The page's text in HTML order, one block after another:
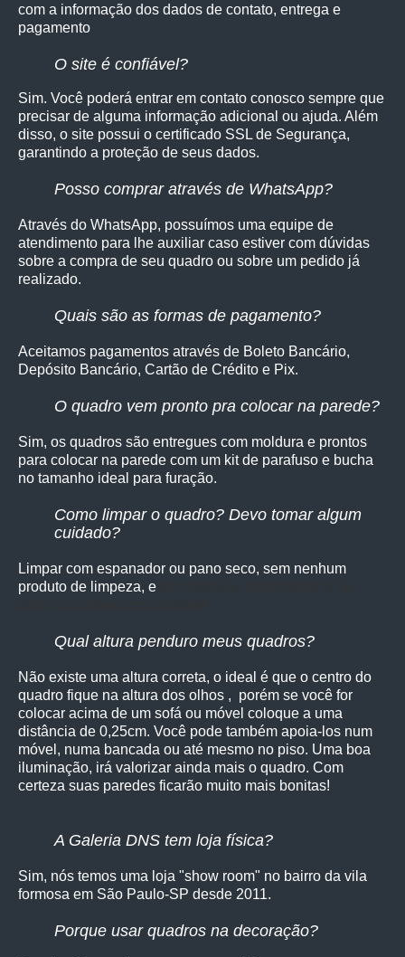
com a informação dos dados de contato, entrega e
pagamento
O site é confiável?
Sim. Você poderá entrar em contato conosco sempre que
precisar de alguma informação adicional ou ajuda. Além
disso, o site possui o certificado SSL de Segurança,
garantindo a proteção de seus dados.
Posso comprar através de WhatsApp?
Através do WhatsApp, possuímos uma equipe de
atendimento para lhe auxiliar caso estiver com dúvidas
sobre a compra de seu quadro ou sobre um pedido já
realizado.
Quais são as formas de pagamento?
Aceitamos pagamentos através de Boleto Bancário,
Depósito Bancário, Cartão de Crédito e Pix.
O quadro vem pronto pra colocar na parede?
Sim, os quadros são entregues com moldura e prontos
para colocar na parede com um kit de parafuso e bucha
no tamanho ideal para furação.
Como limpar o quadro? Devo tomar algum
cuidado?
Limpar com espanador ou pano seco, sem nenhum
produto de limpeza, e
Qual altura penduro meus quadros?
Não existe uma altura correta, o ideal é que o centro do
quadro fique na altura dos olhos , porém se você for
colocar acima de um sofá ou móvel coloque a uma
distância de 0,25cm. Você pode também apoia-los num
móvel, numa bancada ou até mesmo no piso. Uma boa
iluminação, irá valorizar ainda mais o quadro. Com
certeza suas paredes ficarão muito mais bonitas!
A Galeria DNS tem loja física?
Sim, nós temos uma loja "show room" no bairro da vila
formosa em São Paulo-SP desde 2011.
Porque usar quadros na decoração?